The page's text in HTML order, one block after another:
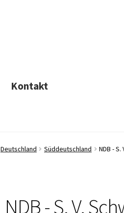
Kontakt
Deutschland Süddeutschland NDB -
NDB - S. V.